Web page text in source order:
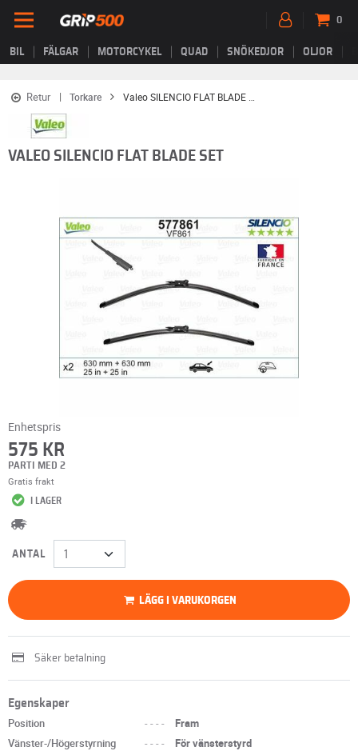
BIL FÄLGAR MOTORCYKEL QUAD SNÖKEDJOR OLJOR
0
Retur Torkare
VALEO SILENCIO FLAT BLADE SET
Enhetspris
575 KR
PARTI MED 2
Gratis frakt
I LAGER
ANTAL
LÄGG I VARUKORGEN
Säker betalning
Egenskaper
Position ----
Fram
Vänster-/Högerstyrning
----
För vänsterstyrd